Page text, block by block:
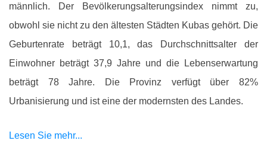
männlich. Der Bevölkerungsalterungsindex nimmt zu,
obwohl sie nicht zu den ältesten Städten Kubas gehört. Die
Geburtenrate beträgt 10,1, das Durchschnittsalter der
Einwohner beträgt 37,9 Jahre und die Lebenserwartung
beträgt 78 Jahre. Die Provinz verfügt über 82%
Urbanisierung und ist eine der modernsten des Landes.
Lesen Sie mehr...